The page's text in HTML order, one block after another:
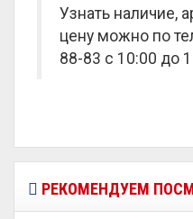
Узнать наличие,
цену можно по
88-83 с 10:00 до
РЕКОМЕНДУЕМ